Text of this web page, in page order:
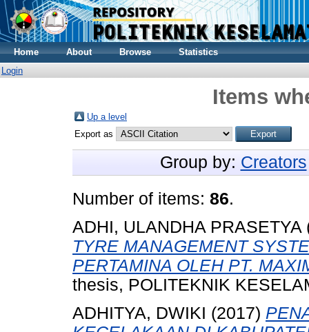
Home About Browse
Statistics
Login
Items
Up a level
Export as
Group by: Creators
Number of items: 86.
ADHI, ULANDHA PRASETYA
TYRE MANAGEMENT
PERTAMINA OLEH PT.
thesis, POLITEKNIK
ADHITYA, DWIKI (2017)